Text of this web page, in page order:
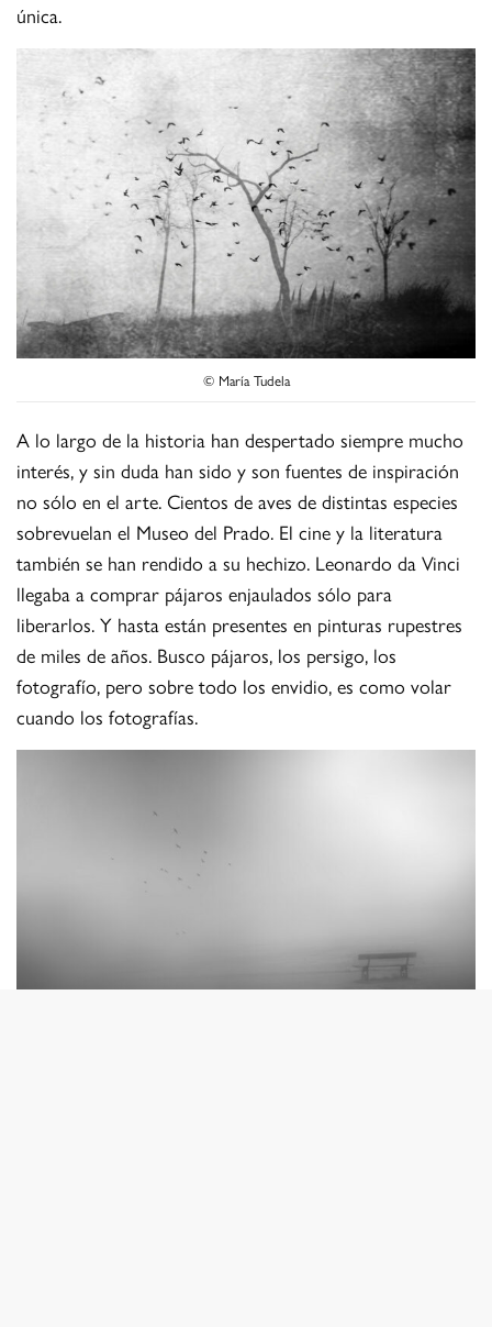
única.
© María Tudela
A lo largo de la historia han despertado siempre mucho
interés, y sin duda han sido y son fuentes de inspiración
no sólo en el arte. Cientos de aves de distintas especies
sobrevuelan el Museo del Prado. El cine y la literatura
también se han rendido a su hechizo. Leonardo da Vinci
llegaba a comprar pájaros enjaulados sólo para
liberarlos. Y hasta están presentes en pinturas rupestres
de miles de años. Busco pájaros, los persigo, los
fotografío, pero sobre todo los envidio, es como volar
cuando los fotografías.